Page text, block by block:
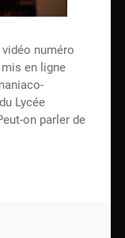
numéro
en ligne
Lycée
on parler de